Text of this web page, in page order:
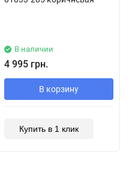
В наличии
4 995 грн.
В корзину
Купить в 1 клик